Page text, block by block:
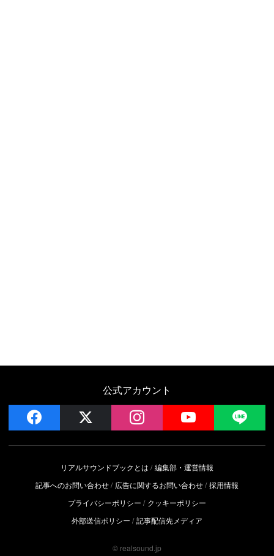
公式アカウント
facebook instagram YouTube
リアルサウンドブックとは
編集部・運営情報
記事へのお問い合わせ
広告に関するお問い合わせ 採用情報
プライバシーポリシー
クッキーポリシー
外部送信ポリシー
記事配信先メディア
© realsound.jp